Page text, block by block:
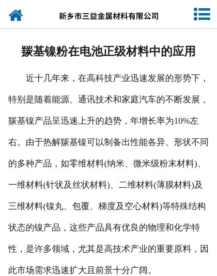
网站首页
联系我们
羰基镍粉在电池正级材料中的应用
近十几年来，在高科技产业迅速发展的形势下，
特别是随着能源、通讯技术和家庭汽车的不断发展，
羰基镍产品呈迅速上升的趋势，年增长率为10%左
右。由于热解羰基镍可以制备出性能各异、形状不同
的多种产品，如零维材料(纳米、微米级粉末材料)、
一维材料(针状及丝状材料)、二维材料(薄膜材料)及
三维材料(镍丸、包覆、梯度及空心材料)等特殊结构
状态的镍产品，这些产品具有优良的物理和化学特
性，是许多领域，尤其是高技术产业的重要原料，因
此市场需求迅速扩大且前景十分广阔。